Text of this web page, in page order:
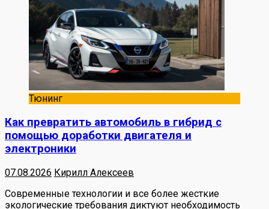
Тюнинг
Как превратить автомобиль в гибрид с
помощью доработки двигателя и
электроники
07.08.2026 Кирилл Алексеев
Современные технологии и все более жесткие
экологические требования диктуют необходимость